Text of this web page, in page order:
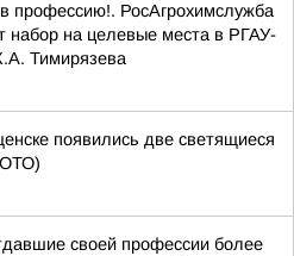
профессию!. РосАгрохимслужба
набор на целевые места в РГАУ-
Тимирязева
появились две светящиеся
своей профессии более